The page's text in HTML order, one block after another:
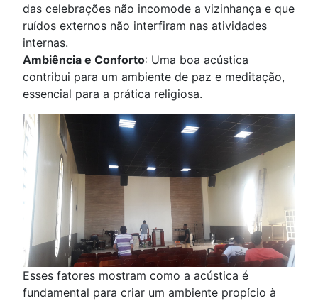
das celebrações não incomode a vizinhança e que
ruídos externos não interfiram nas atividades
internas.
Ambiência e Conforto: Uma boa acústica
contribui para um ambiente de paz e meditação,
essencial para a prática religiosa.
Esses fatores mostram como a acústica é
fundamental para criar um ambiente propício à